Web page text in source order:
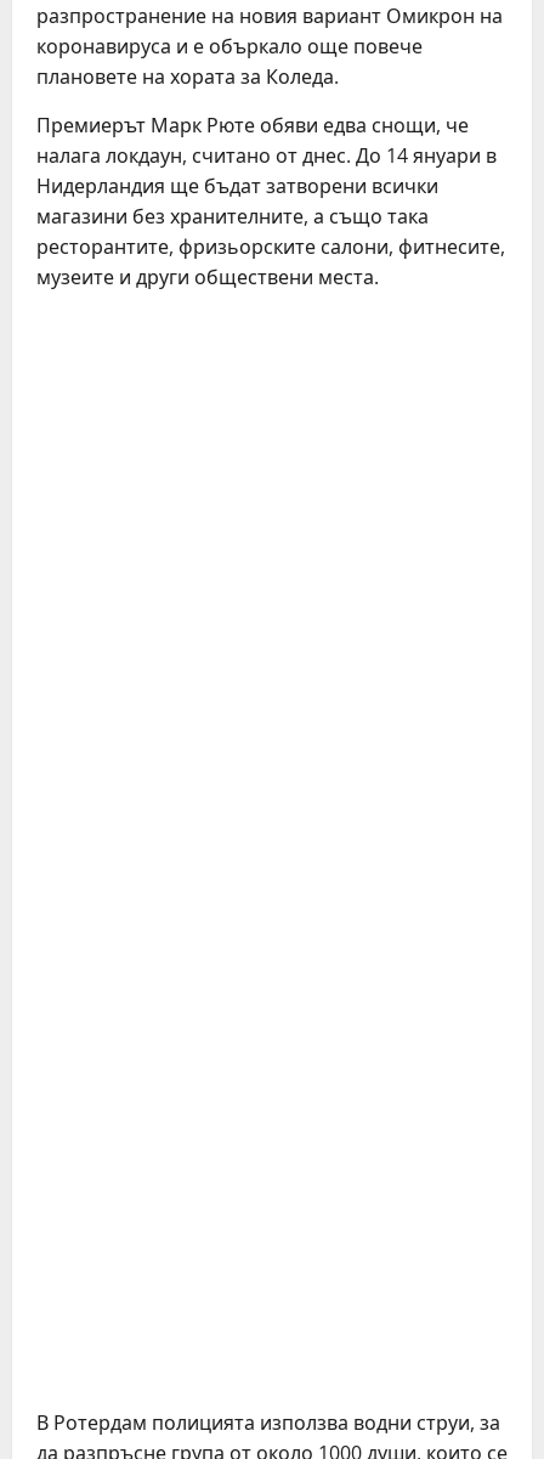
разпространение на новия вариант Омикрон на
коронавируса и е объркало още повече
плановете на хората за Коледа.
Премиерът Марк Рюте обяви едва снощи, че
налага локдаун, считано от днес. До 14 януари в
Нидерландия ще бъдат затворени всички
магазини без хранителните, а също така
ресторантите, фризьорските салони, фитнесите,
музеите и други обществени места.
В Ротердам полицията използва водни струи, за
да разпръсне група от около 1000 души, които се